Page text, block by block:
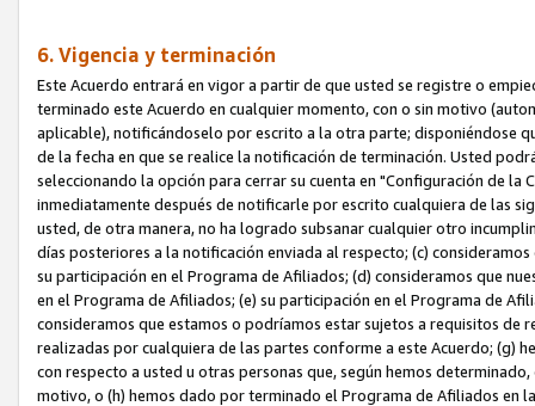
6. Vigencia y terminación
Este Acuerdo entrará en vigor a partir de que usted se registre o
terminado este Acuerdo en cualquier momento, con o sin motivo
aplicable), notificándoselo por escrito a la otra parte; disponiéndose
de la fecha en que se realice la notificación de terminación. Usted
seleccionando la opción para cerrar su cuenta en "Configuración de
inmediatamente después de notificarle por escrito cualquiera de las
usted, de otra manera, no ha logrado subsanar cualquier otro
días posteriores a la notificación enviada al respecto; (c)
su participación en el Programa de Afiliados; (d) consideramos que
en el Programa de Afiliados; (e) su participación en el Programa de
consideramos que estamos o podríamos estar sujetos a requisitos de
realizadas por cualquiera de las partes conforme a este Acuerdo; (g)
con respecto a usted u otras personas que, según hemos
motivo, o (h) hemos dado por terminado el Programa de Afiliados en